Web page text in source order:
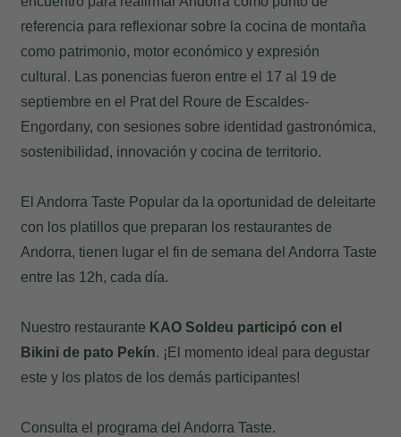
referencia para reflexionar sobre la cocina de montaña
como patrimonio, motor económico y expresión
cultural. Las ponencias fueron entre el 17 al 19 de
septiembre en el Prat del Roure de Escaldes-
Engordany, con sesiones sobre identidad gastronómica,
sostenibilidad, innovación y cocina de territorio.
El Andorra Taste Popular da la oportunidad de deleitarte
con los platillos que preparan los restaurantes de
Andorra, tienen lugar el fin de semana del Andorra Taste
entre las 12h, cada día.
Nuestro restaurante KAO Soldeu participó con el
Bikini de pato Pekín. ¡El momento ideal para degustar
este y los platos de los demás participantes!
Consulta el programa del Andorra Taste.